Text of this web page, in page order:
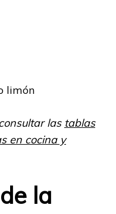
limón
las tablas
en cocina y
la